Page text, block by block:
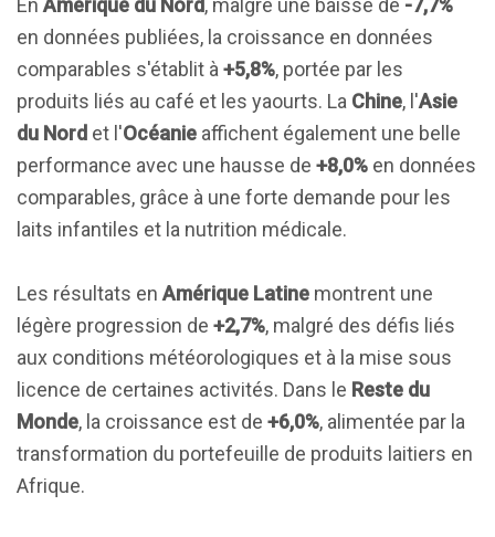
En Amérique du Nord, malgré une baisse de -7,7%
en données publiées, la croissance en données
comparables s'établit à +5,8%, portée par les
produits liés au café et les yaourts. La Chine, l'Asie
du Nord et l'Océanie affichent également une belle
performance avec une hausse de +8,0% en données
comparables, grâce à une forte demande pour les
laits infantiles et la nutrition médicale.
Les résultats en Amérique Latine montrent une
légère progression de +2,7%, malgré des défis liés
aux conditions météorologiques et à la mise sous
licence de certaines activités. Dans le Reste du
Monde, la croissance est de +6,0%, alimentée par la
transformation du portefeuille de produits laitiers en
Afrique.